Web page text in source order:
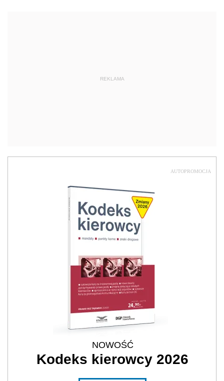
REKLAMA
AUTOPROMOCJA
NOWOŚĆ
Kodeks kierowcy 2026